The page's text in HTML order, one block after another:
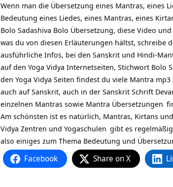
Wenn man die Übersetzung eines Mantras, eines
Bedeutung eines Liedes, eines Mantras, eines
Bolo Sadashiva Bolo Übersetzung, diese Video
was du von diesen Erläuterungen hältst, schreibe
ausführliche Infos, bei den Sanskrit und Hindi-
auf den Yoga Vidya Internetseiten, Stichwort Bolo
den Yoga Vidya Seiten findest du viele Mantra
auch auf Sanskrit, auch in der Sanskrit Schrift
einzelnen Mantras sowie Mantra Übersetzungen
Am schönsten ist es natürlich, Mantras, Kirtans
Vidya Zentren und Yogaschulen gibt es
also einiges zum Thema Bedeutung und
Facebook Share on X